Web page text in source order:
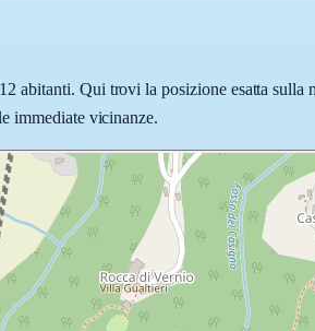
abitanti. Qui trovi la posizione esatta
immediate vicinanze.